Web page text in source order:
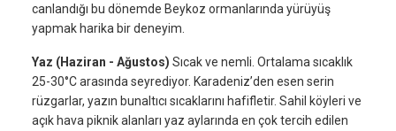
canlandığı bu dönemde Beykoz ormanlarında yürüyüş
yapmak harika bir deneyim.
Yaz (Haziran - Ağustos) Sıcak ve nemli. Ortalama sıcaklık
25-30°C arasında seyrediyor. Karadeniz’den esen serin
rüzgarlar, yazın bunaltıcı sıcaklarını hafifletir. Sahil köyleri ve
açık hava piknik alanları yaz aylarında en çok tercih edilen